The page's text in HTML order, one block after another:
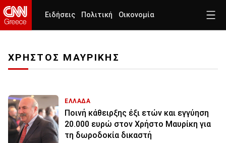
Ειδήσεις Πολιτική Οικονομία
ΧΡΗΣΤΟΣ ΜΑΥΡΙΚΗΣ
ΕΛΛΑΔΑ
Ποινή κάθειρξης έξι ετών και εγγύηση
20.000 ευρώ στον Χρήστο Μαυρίκη για
τη δωροδοκία δικαστή